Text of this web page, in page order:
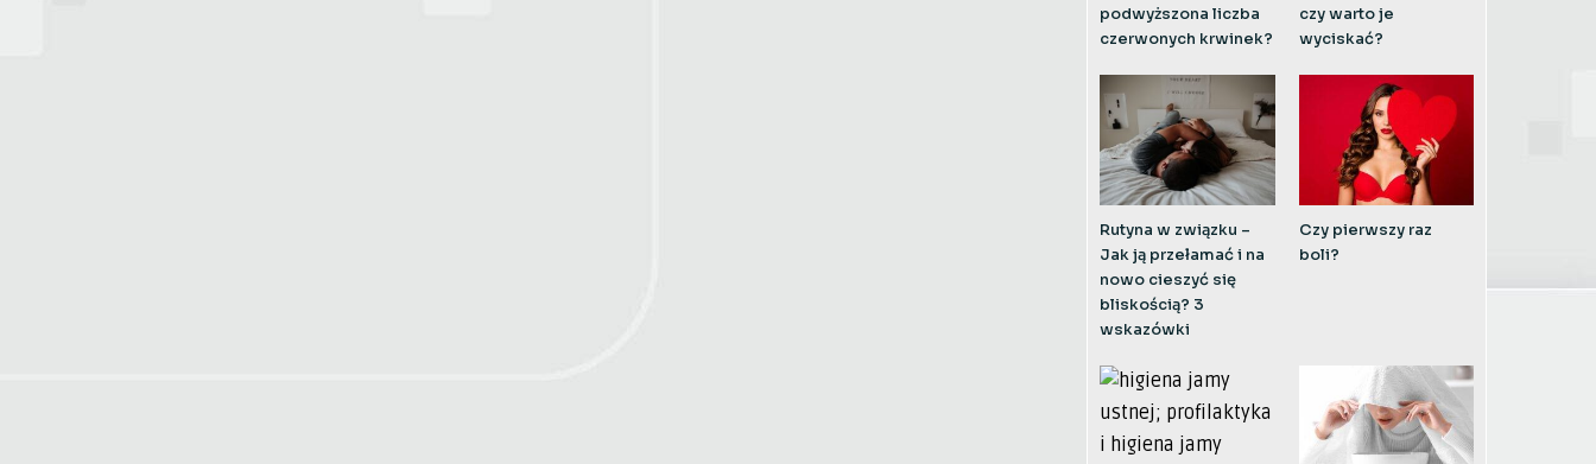
podwyższona liczba
czerwonych krwinek?
czy warto je
wyciskać?
Rutyna w związku –
Jak ją przełamać i na
nowo cieszyć się
bliskością? 3
wskazówki
Czy pierwszy raz
boli?